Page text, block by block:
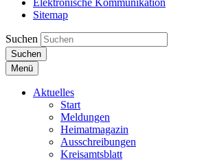
Elektronische Kommunikation
Sitemap
Suchen
Suchen
Menü
Aktuelles
Start
Meldungen
Heimatmagazin
Ausschreibungen
Kreisamtsblatt